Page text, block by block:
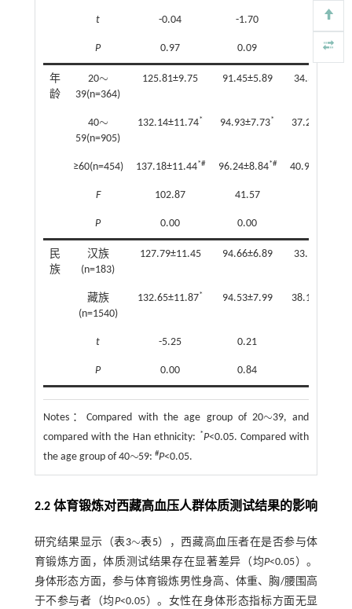
t -0.04 -1.70 1.00
P 0.97 0.09 0.32
年
龄
20∼
∼
39(n=364)
125.81±9.75 91.45±5.89 34.36±12.37
40∼
∼
59(n=905)
132.14±11.74* 94.93±7.73* 37.21±12.60
≥60(n=454) 137.18±11.44*# 96.24±8.84*# 40.94±13.11
F 102.87 41.57
P 0.00 0.00
民
族
汉族
(n=183)
127.79±11.45 94.66±6.89 33.14±10.15
藏族
(n=1540)
132.65±11.87* 94.53±7.99 38.12±13.08
t -5.25 0.21
P 0.00 0.84
Notes：Compared with the age group of 20∼
∼39, and
compared with the Han ethnicity:
*P<0.05. Compared with
the age group of 40∼
∼59:#P<0.05.
2.2 体育锻炼对西藏高血压人群体质测试结果的影响
研究结果显示（表3∼
∼表5），西藏高血压者在是否参与体
育锻炼方面，体质测试结果存在显著差异（均P<0.05）。
身体形态方面，参与体育锻炼男性身高、体重、胸/腰围高
于不参与者（均P<0.05）。女性在身体形态指标方面无显